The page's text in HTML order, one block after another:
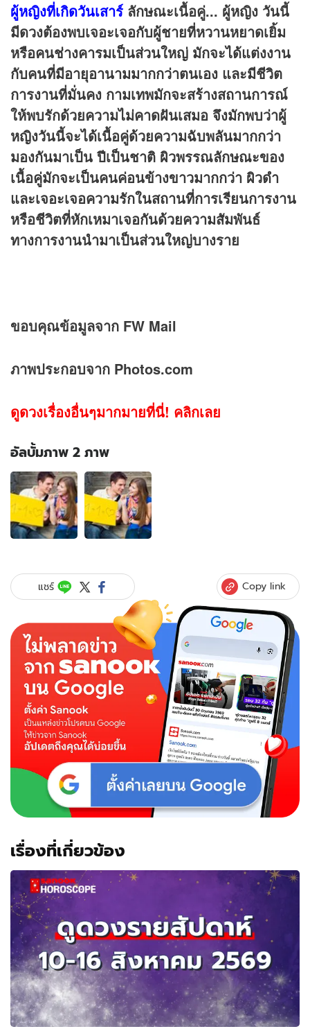
ผู้หญิงที่เกิดวันเสาร์ ลักษณะเนื้อคู่... ผู้หญิง วันนี้
มีดวงต้องพบเจอะเจอกับผู้ชายที่หวานหยาดเยิ้ม
หรือคนช่างคารมเป็นส่วนใหญ่ มักจะได้แต่งงาน
กับคนที่มีอายุอานามมากกว่าตนเอง และมีชีวิต
การงานที่มั่นคง กามเทพมักจะสร้างสถานการณ์
ให้พบรักด้วยความไม่คาดฝันเสมอ จึงมักพบว่าผู้
หญิงวันนี้จะได้เนื้อคู่ด้วยความฉับพลันมากกว่า
มองกันมาเป็น ปีเป็นชาติ ผิวพรรณลักษณะของ
เนื้อคู่มักจะเป็นคนค่อนข้างขาวมากกว่า ผิวดำ
และเจอะเจอความรักในสถานที่การเรียนการงาน
หรือชีวิตที่หักเหมาเจอกันด้วยความสัมพันธ์
ทางการงานนำมาเป็นส่วนใหญ่บางราย
ขอบคุณข้อมูลจาก FW Mail
ภาพประกอบจาก Photos.com
ดูดวงเรื่องอื่นๆมากมายที่นี่! คลิกเลย
อัลบั้มภาพ 2 ภาพ
อัลบั้ม
ภาพ
2
ภาพ
ของ
คู่
ตาม
วัน
เกิด
ของ
ชาย
และ
หญิง
แชร์ Copy link
เรื่องที่เกี่ยวข้อง